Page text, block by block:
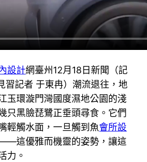
設計網臺州12月18日新聞（記
習記者 于東冉）潮流退往，地
玉環漩門灣國度濕地公園的淺
只黑臉琵鷺正垂頭尋食。它們
輕觸水面，一旦觸到魚會所設
這優雅而機靈的姿勢，讓這
力。